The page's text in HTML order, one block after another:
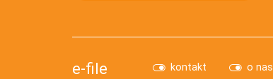
e-file kontakt o nas